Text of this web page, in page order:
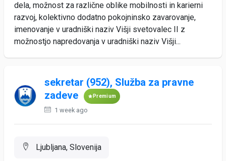
dela, možnost za različne oblike mobilnosti in karierni
razvoj, kolektivno dodatno pokojninsko zavarovanje,
imenovanje v uradniški naziv Višji svetovalec II z
možnostjo napredovanja v uradniški naziv Višji...
sekretar (952), Služba za pravne
zadeve
Premium
1 week ago
Ljubljana, Slovenija